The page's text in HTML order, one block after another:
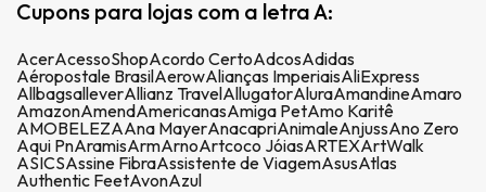
Cupons para lojas com a letra A:
AcerAcessoShopAcordo CertoAdcosAdidas
Aéropostale BrasilAerowAlianças ImperiaisAliExpress
AllbagsalleverAllianz TravelAllugatorAluraAmandineAmaro
AmazonAmendAmericanasAmiga PetAmo Karitê
AMOBELEZAAna MayerAnacapriAnimaleAnjussAno Zero
Aqui PnAramisArmArnoArtcoco JóiasARTEXArtWalk
ASICSAssine FibraAssistente de ViagemAsusAtlas
Authentic FeetAvonAzul